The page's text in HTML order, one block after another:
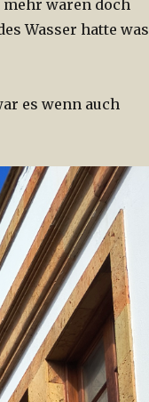
waren doch
Wasser hatte was
es wenn auch